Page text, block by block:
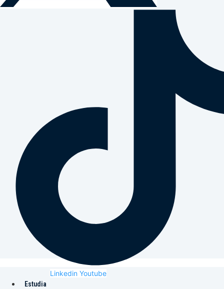
Linkedin Youtube
Estudia